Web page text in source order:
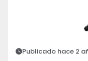
Publicado hace 2